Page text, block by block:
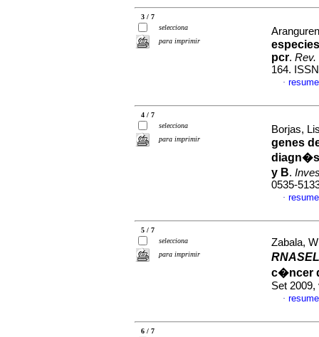
3 / 7
selecciona
para imprimir
pcr. Rev.
164.
·
4 / 7
selecciona
para imprimir
Borjas,
genes
y B.
0535-
·
5 / 7
selecciona
para imprimir
Zabala,
RNASEL
c�ncer
Set 2009,
·
6 / 7